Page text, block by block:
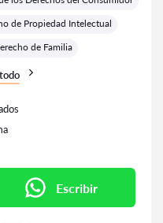
de Propiedad Intelectual
de Familia
Escribir